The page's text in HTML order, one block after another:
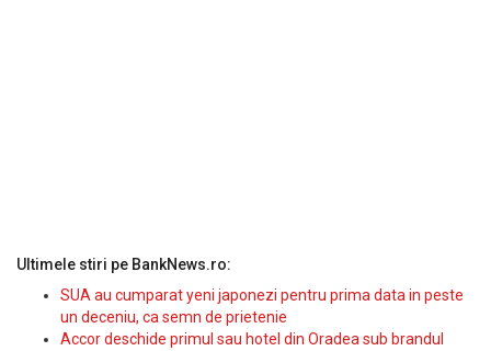
Ultimele stiri pe BankNews.ro:
SUA au cumparat yeni japonezi pentru prima data in peste
un deceniu, ca semn de prietenie
Accor deschide primul sau hotel din Oradea sub brandul